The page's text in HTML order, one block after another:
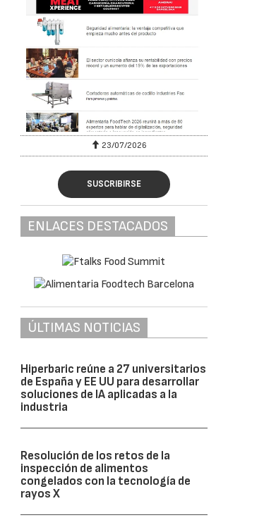
23/07/2026
SUSCRIBIRSE
ENLACES DESTACADOS
ÚLTIMAS NOTICIAS
Hiperbaric reúne a 27 universitarios
de España y EE UU para desarrollar
soluciones de IA aplicadas a la
industria
Resolución de los retos de la
inspección de alimentos
congelados con la tecnología de
rayos X